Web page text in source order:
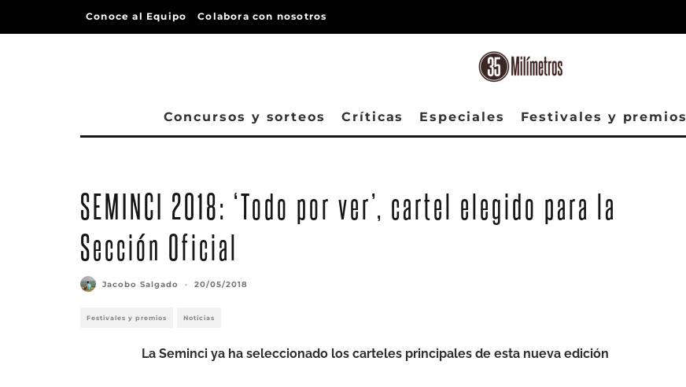
Conoce al Equipo Colabora con nosotros
Concursos y sorteos Críticas Especiales Festivales y premios
SEMINCI 2018: ‘Todo por ver’, cartel elegido para la
Sección Oficial
Jacobo Salgado · 20/05/2018
Festivales y premios Noticias
La Seminci ya ha seleccionado los carteles principales de esta nueva edición